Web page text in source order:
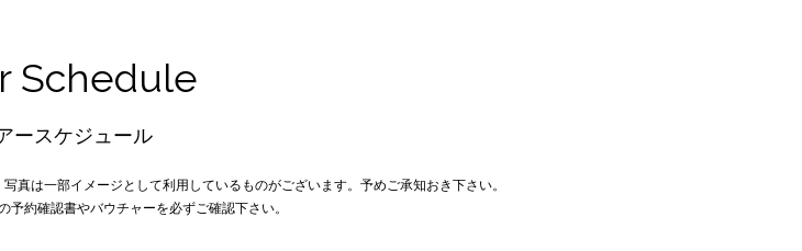
Schedule
ースケジュール
は一部イメージとして利用しているものがございます。予めご承知おき下さい。
予約確認書やバウチャーを必ずご確認下さい。